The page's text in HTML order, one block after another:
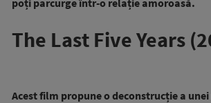
poți parcurge într-o relație amoroasă.
The Last Five Years
Acest film propune o deconstrucție a